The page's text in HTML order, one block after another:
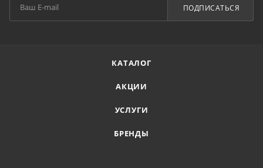
ПОДПИСАТЬСЯ
КАТАЛОГ
АКЦИИ
УСЛУГИ
БРЕНДЫ